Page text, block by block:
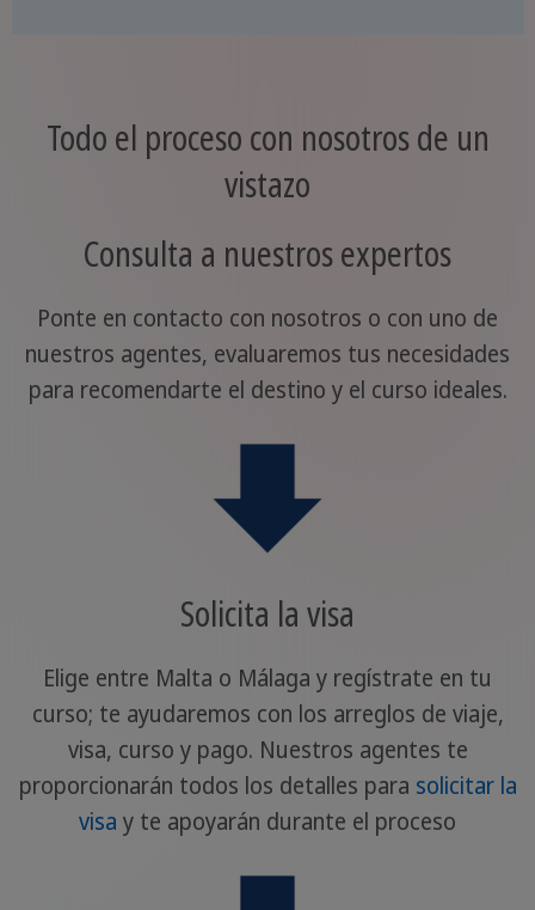
Todo el proceso con nosotros de un
vistazo
Consulta a nuestros expertos
Ponte en contacto con nosotros o con uno de
nuestros agentes, evaluaremos tus necesidades
para recomendarte el destino y el curso ideales.
Solicita la visa
Elige entre Malta o Málaga y regístrate en tu
curso; te ayudaremos con los arreglos de viaje,
visa, curso y pago. Nuestros agentes te
proporcionarán todos los detalles para solicitar la
visa y te apoyarán durante el proceso